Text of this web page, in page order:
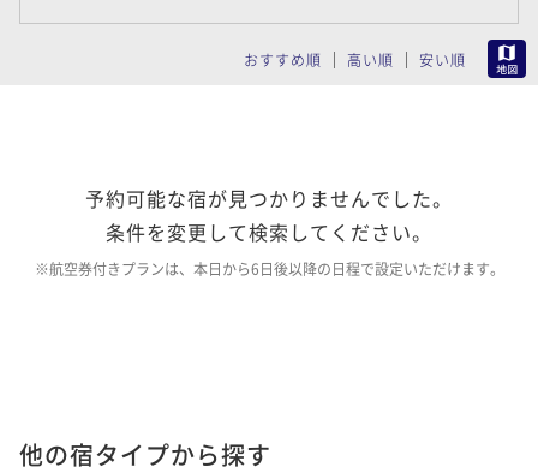
おすすめ順 高い順 安い順
予約可能な宿が見つかりませんでした。
条件を変更して検索してください。
※航空券付きプランは、本日から6日後以降の日程で設定いただけます。
他の宿タイプから探す